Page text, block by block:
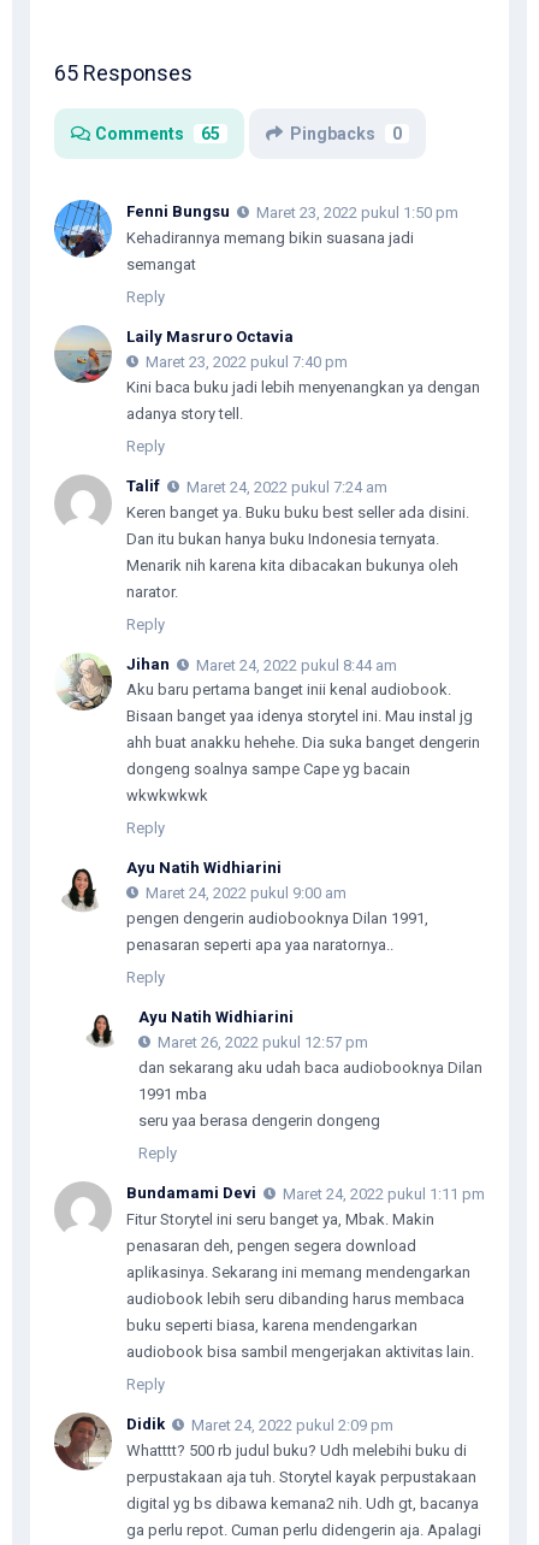
65 Responses
Comments 65 Pingbacks 0
Fenni Bungsu
Maret 23, 2022 pukul 1:50 pm
Kehadirannya memang bikin suasana jadi
semangat
Reply
Laily Masruro Octavia
Maret 23, 2022 pukul 7:40 pm
Kini baca buku jadi lebih menyenangkan ya dengan
adanya story tell.
Reply
Talif
Maret 24, 2022 pukul 7:24 am
Keren banget ya. Buku buku best seller ada disini.
Dan itu bukan hanya buku Indonesia ternyata.
Menarik nih karena kita dibacakan bukunya oleh
narator.
Reply
Jihan
Maret 24, 2022 pukul 8:44 am
Aku baru pertama banget inii kenal audiobook.
Bisaan banget yaa idenya storytel ini. Mau instal jg
ahh buat anakku hehehe. Dia suka banget dengerin
dongeng soalnya sampe Cape yg bacain
wkwkwkwk
Reply
Ayu Natih Widhiarini
Maret 24, 2022 pukul 9:00 am
pengen dengerin audiobooknya Dilan 1991,
penasaran seperti apa yaa naratornya..
Reply
Ayu Natih Widhiarini
Maret 26, 2022 pukul 12:57 pm
dan sekarang aku udah baca audiobooknya Dilan
1991 mba
seru yaa berasa dengerin dongeng
Reply
Bundamami Devi
Maret 24, 2022 pukul 1:11 pm
Fitur Storytel ini seru banget ya, Mbak. Makin
penasaran deh, pengen segera download
aplikasinya. Sekarang ini memang mendengarkan
audiobook lebih seru dibanding harus membaca
buku seperti biasa, karena mendengarkan
audiobook bisa sambil mengerjakan aktivitas lain.
Reply
Didik
Maret 24, 2022 pukul 2:09 pm
Whatttt? 500 rb judul buku? Udh melebihi buku di
perpustakaan aja tuh. Storytel kayak perpustakaan
digital yg bs dibawa kemana2 nih. Udh gt, bacanya
ga perlu repot. Cuman perlu didengerin aja. Apalagi